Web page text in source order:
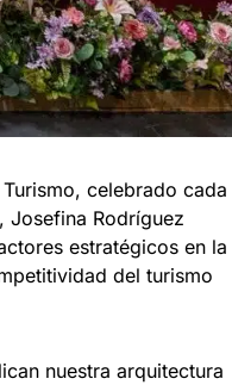
celebrado cada
Josefina Rodríguez
estratégicos en la
del turismo
nuestra arquitectura